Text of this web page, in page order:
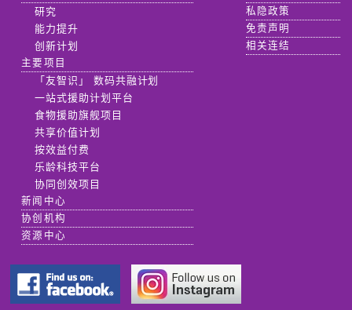
研究
能力提升
创新计划
主要项目
「友智识」 数码共融计划
一站式援助计划平台
食物援助旗舰项目
共享价值计划
按效益付费
乐龄科技平台
协同创效项目
新闻中心
协创机构
资源中心
私隐政策
免责声明
相关连结